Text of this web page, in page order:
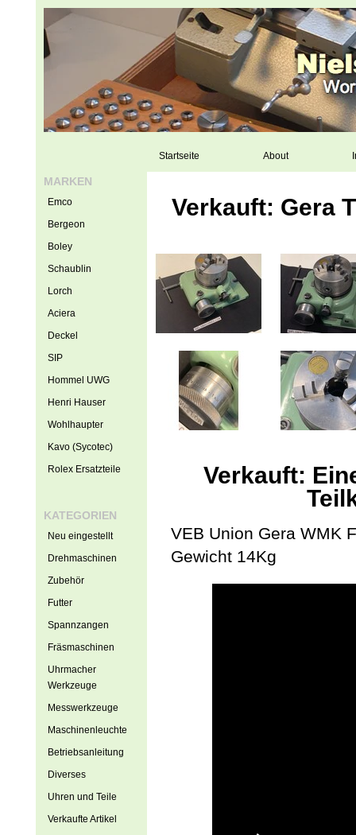
Startseite About
Verkauft: Gera
Verkauft:
VEB Union Gera WMK
Gewicht 14Kg
MARKEN
Emco
Bergeon
Boley
Schaublin
Lorch
Aciera
Deckel
SIP
Hommel UWG
Henri Hauser
Wohlhaupter
Kavo (Sycotec)
Rolex Ersatzteile
KATEGORIEN
Neu eingestellt
Drehmaschinen
Zubehör
Futter
Spannzangen
Fräsmaschinen
Uhrmacher
Werkzeuge
Messwerkzeuge
Maschinenleuchte
Betriebsanleitung
Diverses
Uhren und Teile
Verkaufte Artikel